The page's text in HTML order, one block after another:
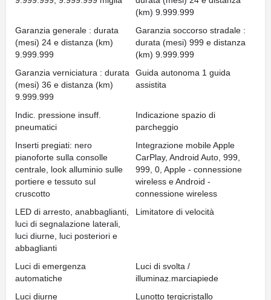
(km) 9.999.999
Garanzia generale : durata
(mesi) 24 e distanza (km)
9.999.999
Garanzia soccorso stradale :
durata (mesi) 999 e distanza
(km) 9.999.999
Garanzia verniciatura : durata
(mesi) 36 e distanza (km)
9.999.999
Guida autonoma 1 guida
assistita
Indic. pressione insuff.
pneumatici
Indicazione spazio di
parcheggio
Inserti pregiati: nero
pianoforte sulla consolle
centrale, look alluminio sulle
portiere e tessuto sul
cruscotto
Integrazione mobile Apple
CarPlay, Android Auto, 999,
999, 0, Apple - connessione
wireless e Android -
connessione wireless
LED di arresto, anabbaglianti,
luci di segnalazione laterali,
luci diurne, luci posteriori e
abbaglianti
Limitatore di velocità
Luci di emergenza
automatiche
Luci di svolta /
illuminaz.marciapiede
Luci diurne
Lunotto tergicristallo